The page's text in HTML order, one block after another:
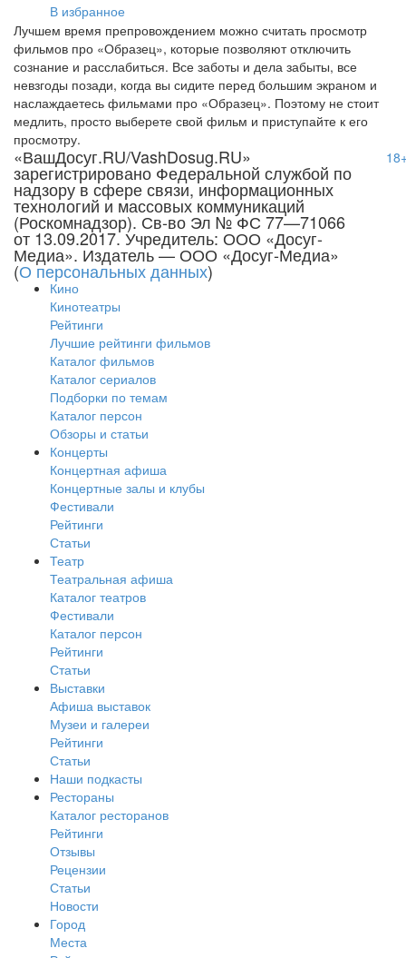
В избранное
Лучшем время препровождением можно считать просмотр
фильмов про «Образец», которые позволяют отключить
сознание и расслабиться. Все заботы и дела забыты, все
невзгоды позади, когда вы сидите перед большим экраном и
наслаждаетесь фильмами про «Образец». Поэтому не стоит
медлить, просто выберете свой фильм и приступайте к его
просмотру.
«ВашДосуг.RU/VashDosug.RU»
зарегистрировано Федеральной службой по
надзору в сфере связи, информационных
технологий и массовых коммуникаций
(Роскомнадзор). Св-во Эл № ФС 77—71066
от 13.09.2017. Учредитель: ООО «Досуг-
Медиа». Издатель — ООО «Досуг-Медиа»
(О персональных данных)
Кино
Кинотеатры
Рейтинги
Лучшие рейтинги фильмов
Каталог фильмов
Каталог сериалов
Подборки по темам
Каталог персон
Обзоры и статьи
Концерты
Концертная афиша
Концертные залы и клубы
Фестивали
Рейтинги
Статьи
Театр
Театральная афиша
Каталог театров
Фестивали
Каталог персон
Рейтинги
Статьи
Выставки
Афиша выставок
Музеи и галереи
Рейтинги
Статьи
Наши подкасты
Рестораны
Каталог ресторанов
Рейтинги
Отзывы
Рецензии
Статьи
Новости
Город
Места